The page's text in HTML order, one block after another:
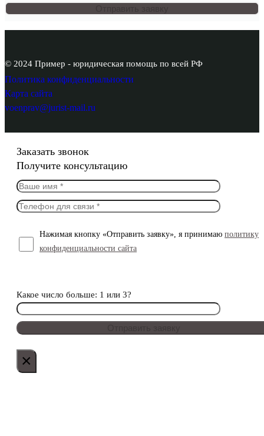
© 2024 Пример - юридическая помощь по всей РФ
Политика конфиденциальности
Карта сайта
voenprav@jurist-mail.ru
Заказать звонок
Получите консультацию
Нажимая кнопку «Отправить заявку», я принимаю политику
конфиденциальности сайта
Какое число больше: 1 или 3?
×